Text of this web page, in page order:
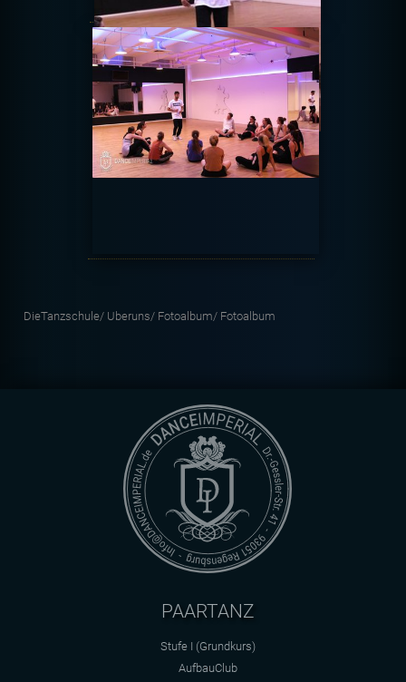
DieTanzschule/ Uberuns/ Fotoalbum/ Fotoalbum
PAARTANZ
Stufe I (Grundkurs)
AufbauClub